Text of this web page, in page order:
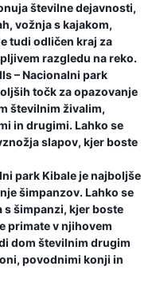
številne dejavnosti,
vožnja s kajakom,
tudi odličen kraj za
razgledu na reko.
– Nacionalni park
točk za opazovanje
številnim živalim,
in drugimi. Lahko se
slapov, kjer boste
park Kibale je najboljše
šimpanzov. Lahko se
s šimpanzi, kjer boste
primate v njihovem
dom številnim drugim
povodnimi konji in